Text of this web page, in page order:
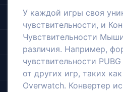
У каждой игры своя
чувствительности, и
Чувствительности
различия. Например,
чувствительности
от других игр, таких
Overwatch. Конвертер